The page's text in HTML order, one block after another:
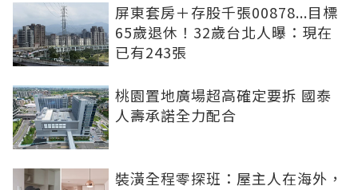
屏東套房＋存股千張00878...目標
65歲退休！32歲台北人曝：現在
已有243張
桃園置地廣場超高確定要拆 國泰
人壽承諾全力配合
裝潢全程零探班：屋主人在海外，